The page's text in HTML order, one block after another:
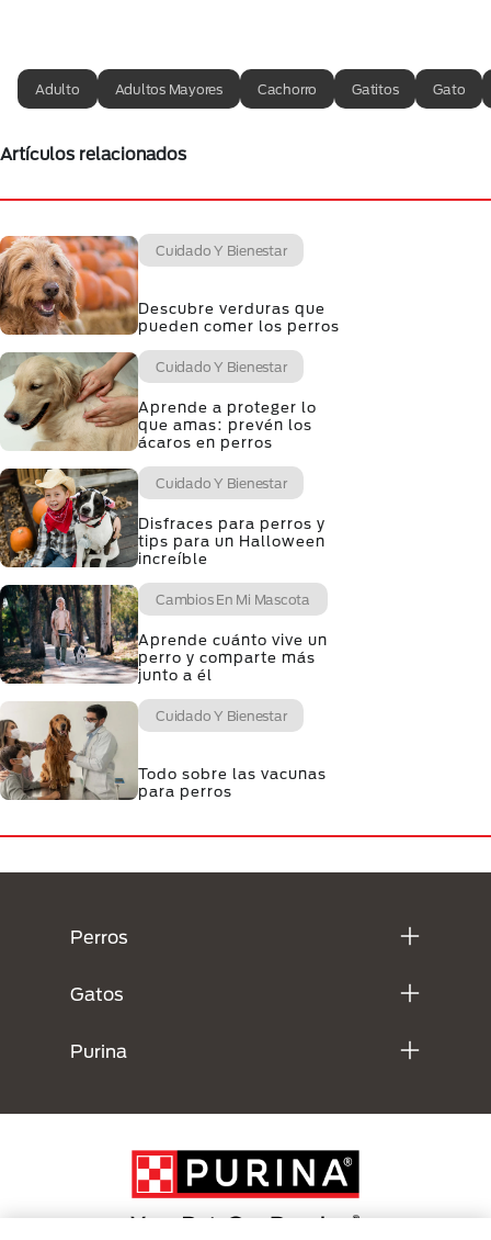
Adulto Adultos Mayores Cachorro Gatitos Gato
Artículos relacionados
Cuidado Y Bienestar
Descubre verduras que
pueden comer los perros
Cuidado Y Bienestar
Aprende a proteger lo
que amas: prevén los
ácaros en perros
Cuidado Y Bienestar
Disfraces para perros y
tips para un Halloween
increíble
Cambios En Mi Mascota
Aprende cuánto vive un
perro y comparte más
junto a él
Cuidado Y Bienestar
Todo sobre las vacunas
para perros
Perros
Gatos
Purina